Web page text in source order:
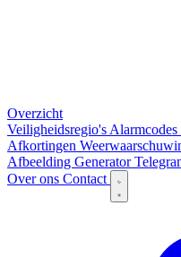
Overzicht
Veiligheidsregio's Alarmcodes
Afkortingen
Afbeelding Generator
Over ons Contact